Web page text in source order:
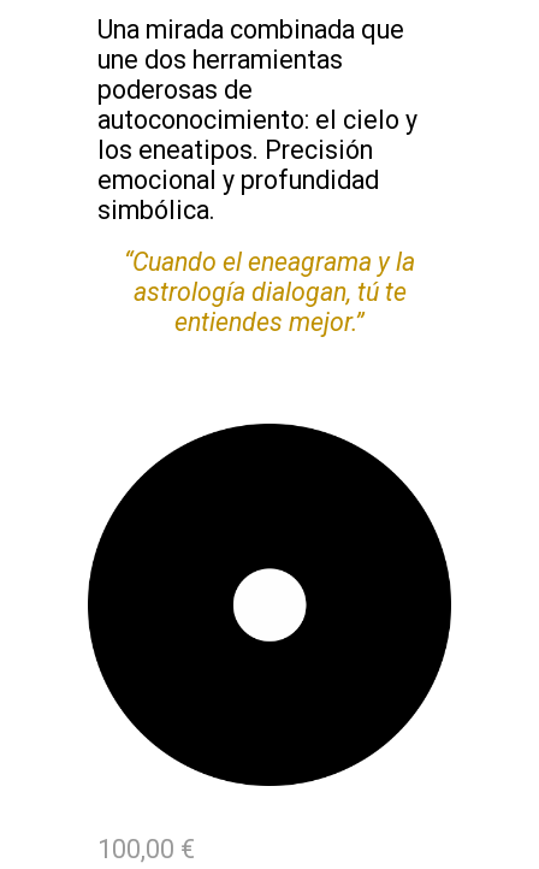
Una mirada combinada que
une dos herramientas
poderosas de
autoconocimiento: el cielo y
los eneatipos. Precisión
emocional y profundidad
simbólica.
“Cuando el eneagrama y la
astrología dialogan, tú te
entiendes mejor.”
100,00 €